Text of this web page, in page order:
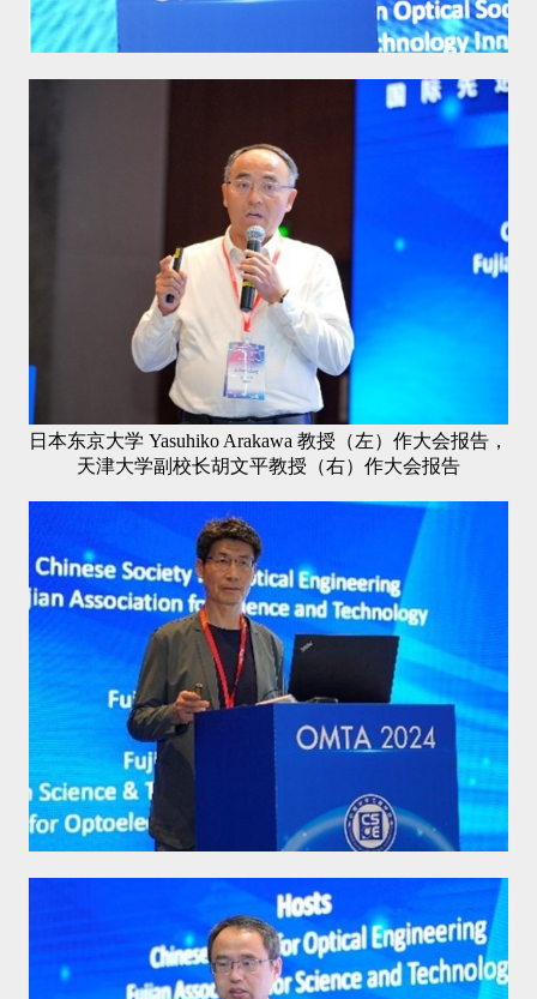
日本东京大学 Yasuhiko Arakawa 教授（左）作大会报告，
天津大学副校长胡文平教授（右）作大会报告